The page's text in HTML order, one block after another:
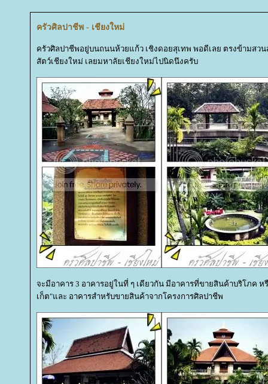
ครัวศิลปาชีพ - เชียงใหม่
ครัวศิลปาชีพอยู่บนถนนห้วยแก้ว เชิงดอยสุเทพ พอดีเลย ตรงข้ามสว
สัตว์เชียงใหม่ เลยมหาลัยเชียงใหม่ไปนิดนึงครับ
จะมีอาคาร 3 อาคารอยู่ในที่ ๆ เดียวกัน มีอาคารที่ขายสินค้าบริโภค ห
เก็ต"และ อาคารสำหรับขายสินค้าจากโครงการศิลปาชีพ